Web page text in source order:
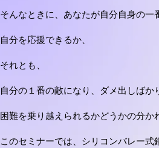
そんなときに、あなたが自分自身の一
自分を応援できるか、
それとも、
自分の１番の敵になり、ダメ出しばか
困難を乗り越えられるかどうかの分か
このセミナーでは、シリコンバレー